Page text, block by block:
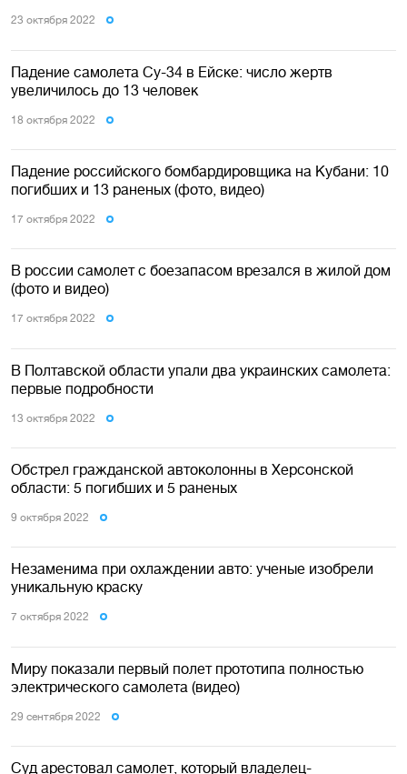
23 октября 2022
Падение самолета Су-34 в Ейске: число жертв
увеличилось до 13 человек
18 октября 2022
Падение российского бомбардировщика на Кубани: 10
погибших и 13 раненых (фото, видео)
17 октября 2022
В россии самолет с боезапасом врезался в жилой дом
(фото и видео)
17 октября 2022
В Полтавской области упали два украинских самолета:
первые подробности
13 октября 2022
Обстрел гражданской автоколонны в Херсонской
области: 5 погибших и 5 раненых
9 октября 2022
Незаменима при охлаждении авто: ученые изобрели
уникальную краску
7 октября 2022
Миру показали первый полет прототипа полностью
электрического самолета (видео)
29 сентября 2022
Суд арестовал самолет, который владелец-